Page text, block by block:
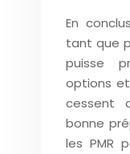
En
tant que
puisse
options
cessent
bonne
les PMR